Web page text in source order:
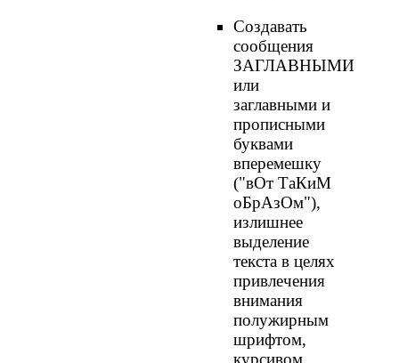
Cоздавать
сообщения
ЗАГЛАВНЫМИ
или
заглавными и
прописными
буквами
вперемешку
("вОт ТаКиМ
оБрАзОм"),
излишнее
выделение
текста в целях
привлечения
внимания
полужирным
шрифтом,
курсивом,